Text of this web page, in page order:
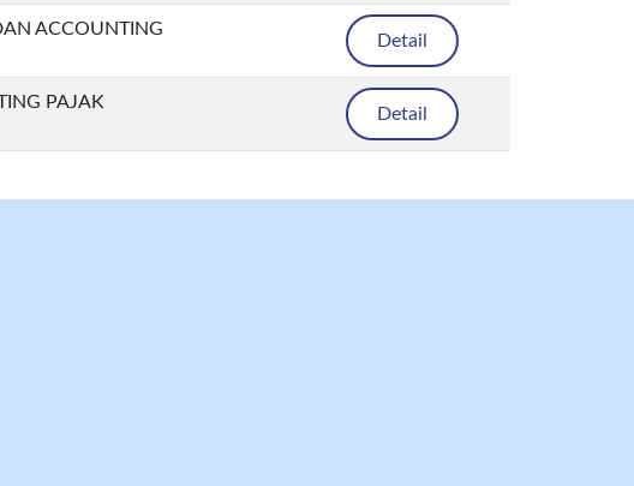
ACCOUNTING
Detail
PAJAK
Detail